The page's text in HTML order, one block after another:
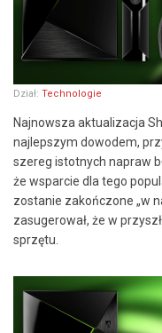
Dział: Technologie
Najnowsza aktualizacja
najlepszym dowodem,
szereg istotnych napraw
że wsparcie dla tego
zostanie zakończone „w
zasugerował, że w
sprzętu.